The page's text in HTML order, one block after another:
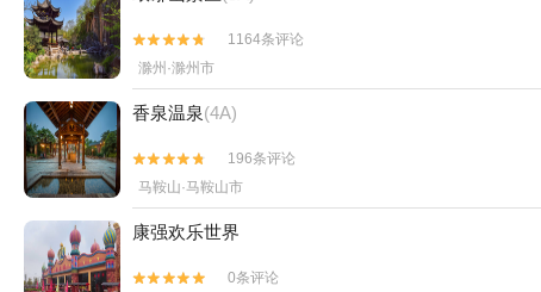


1164条评论
滁州·滁州市
香泉温泉(4A)


196条评论
马鞍山·马鞍山市
康强欢乐世界

 0条评论